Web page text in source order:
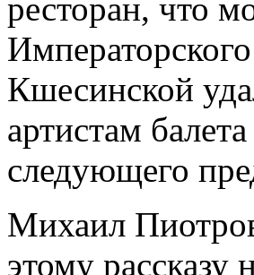
ресторан, что
Кшесинской
артистам
следующего
Михаил
этому